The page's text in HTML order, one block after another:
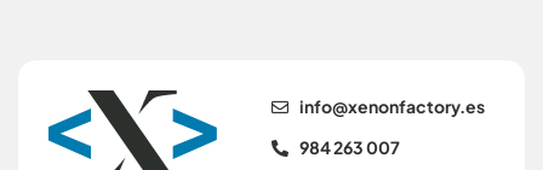
se.yrotcafnonex@ofni
984 263 007